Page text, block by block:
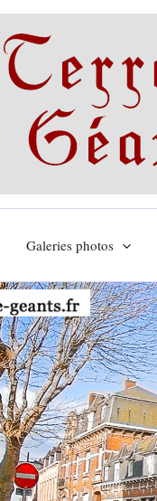
Galeries photos